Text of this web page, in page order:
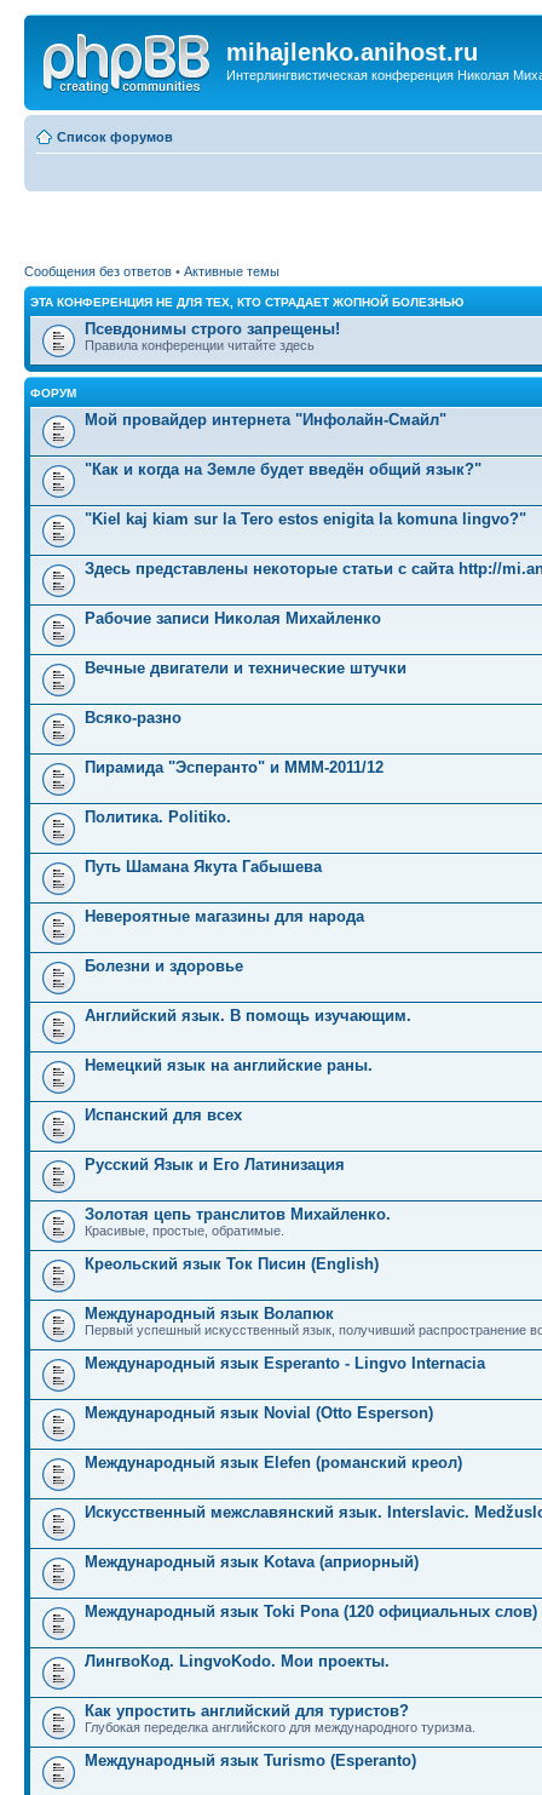
mihajlenko.anihost.ru
Интерлингвистическая конференция Николая
Список форумов
Сообщения без ответов • Активные темы
ЭТА КОНФЕРЕНЦИЯ НЕ ДЛЯ ТЕХ, КТО СТРАДАЕТ ЖОПНОЙ БОЛЕЗНЬЮ
Псевдонимы строго запрещены!
Правила конференции читайте здесь
ФОРУМ
Мой провайдер интернета "Инфолайн-Смайл"
"Как и когда на Земле будет введён общий язык?"
"Kiel kaj kiam sur la Tero estos enigita la komuna lingvo?"
Здесь представлены некоторые статьи с сайта http://
Рабочие записи Николая Михайленко
Вечные двигатели и технические штучки
Всяко-разно
Пирамида "Эсперанто" и MMM-2011/12
Политика. Politiko.
Путь Шамана Якута Габышева
Невероятные магазины для народа
Болезни и здоровье
Английский язык. В помощь изучающим.
Немецкий язык на английские раны.
Испанский для всех
Русский Язык и Его Латинизация
Золотая цепь транслитов Михайленко.
Красивые, простые, обратимые.
Креольский язык Ток Писин (English)
Международный язык Волапюк
Первый успешный искусственный язык, получивший распространение
Международный язык Esperanto - Lingvo Internacia
Международный язык Novial (Otto Esperson)
Международный язык Elefen (романский креол)
Искусственный межславянский язык. Interslavic.
Международный язык Kotava (априорный)
Международный язык Toki Pona (120 официальных слов)
ЛингвоКод. LingvoKodo. Мои проекты.
Как упростить английский для туристов?
Глубокая переделка английского для международного туризма.
Международный язык Turismo (Esperanto)